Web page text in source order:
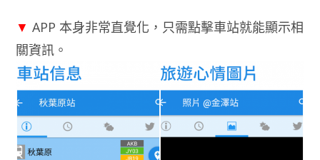
▼ APP 本身非常直覺化，只需點擊車站就能顯示相
關資訊。